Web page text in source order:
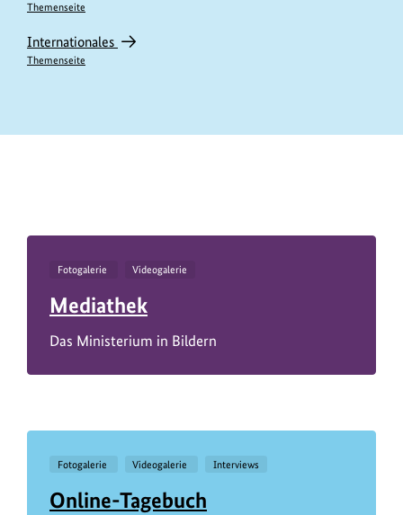
Themenseite
Internationales
Themenseite
Fotogalerie Videogalerie
Mediathek
Das Ministerium in Bildern
Fotogalerie Videogalerie Interviews
Online-Tagebuch